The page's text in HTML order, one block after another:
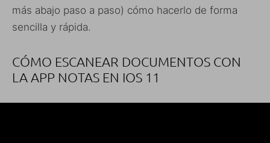
más abajo paso a paso) cómo hacerlo de forma
sencilla y rápida.
CÓMO ESCANEAR DOCUMENTOS CON
LA APP NOTAS EN IOS 11